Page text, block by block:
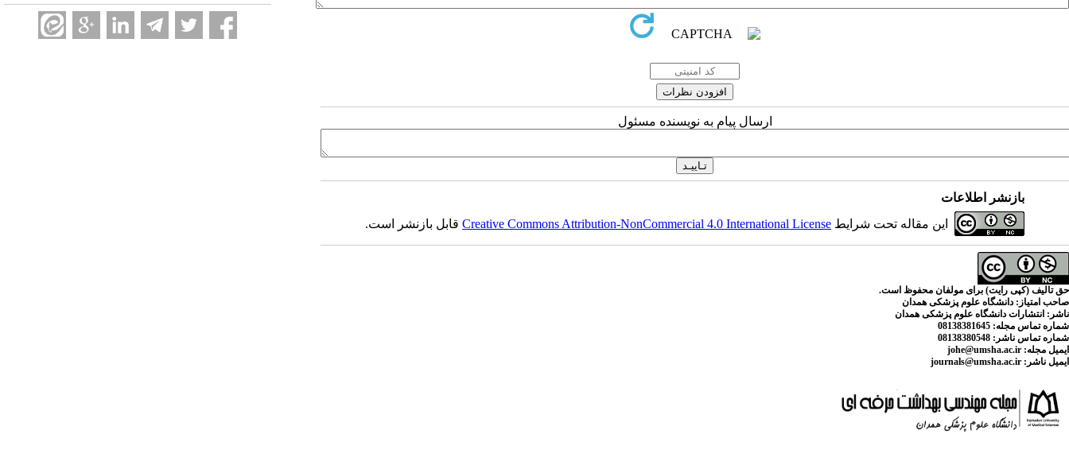
ارسال پیام به نویسنده مسئول
بازنشر اطلاعات
این مقاله تحت شرایط Creative Commons Attribution-NonCommercial 4.0 International Licenseقابل بازنشر است.
حق تالیف (کپی رایت) برای مولفان محفوظ است.
صاحب امتیاز: دانشگاه علوم پزشکی همدان
ناشر: انتشارات دانشگاه علوم پزشکی همدان
شماره تماس مجله: 08138381645
شماره تماس ناشر:
ایمیل مجله:
ایمیل ناشر: